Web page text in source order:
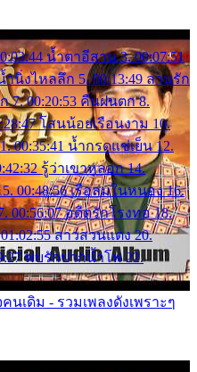
น้ำตาอีสาน 3. 00:07:51
ำนิ่งไหลลึก 5. 00:13:49 ลานรัก
7. 00:20:53 คืนฝนตก 8.
โสนน้อยเรือนงาม 10.
00:35:41 น้ำกรดแช่เย็น 12.
รู้ว่าเขาหลอก 14.
00:48:56 เรือล่มในหนอง 16.
00:56:07 อดีตรักโรงทอ 18.
สาวสวนแตง 20.
พบรักปากน้ำโพ 22.
เดิม - รวมเพลงดังเพราะๆ